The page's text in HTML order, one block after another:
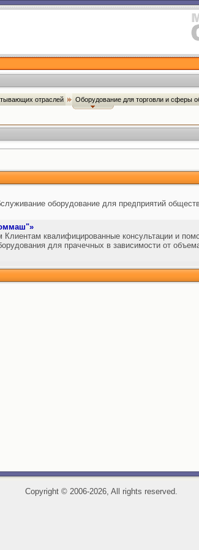
отраслей Оборудование для торговли и сферы
оборудование для предприятий
Клиентам квалифицированные консультации и
для прачечных в зависимости от
Copyright ©2006-2026, All rights reserved.